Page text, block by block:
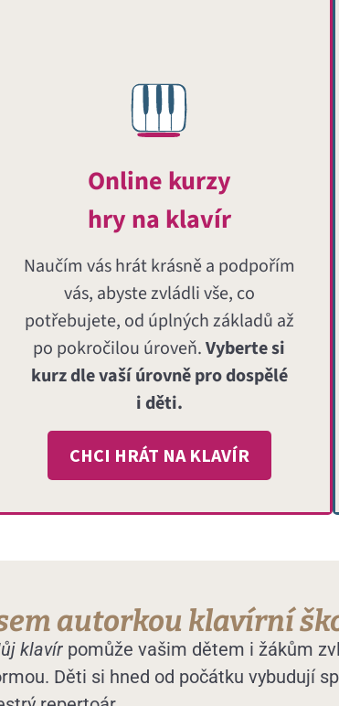
Online kurzy
hry na klavír
Naučím vás hrát krásně a podpořím
vás, abyste zvládli vše, co
potřebujete, od úplných základů až
po pokročilou úroveň.Vyberte si
kurz dle vaší úrovně pro dospělé
i děti.
CHCI HRÁT NA KLAVÍR
autorkou klavírní
klavírpomůže vašim dětem i žákům
Děti si hned od počátku vybudují